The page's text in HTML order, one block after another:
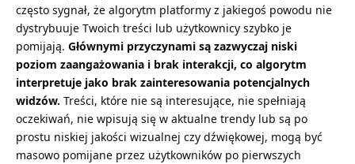
często sygnał, że algorytm platformy z jakiegoś powodu nie
dystrybuuje Twoich treści lub użytkownicy szybko je
pomijają. Głównymi przyczynami są zazwyczaj niski
poziom zaangażowania i brak interakcji, co algorytm
interpretuje jako brak zainteresowania potencjalnych
widzów. Treści, które nie są interesujące, nie spełniają
oczekiwań, nie wpisują się w aktualne trendy lub są po
prostu niskiej jakości wizualnej czy dźwiękowej, mogą być
masowo pomijane przez użytkowników po pierwszych